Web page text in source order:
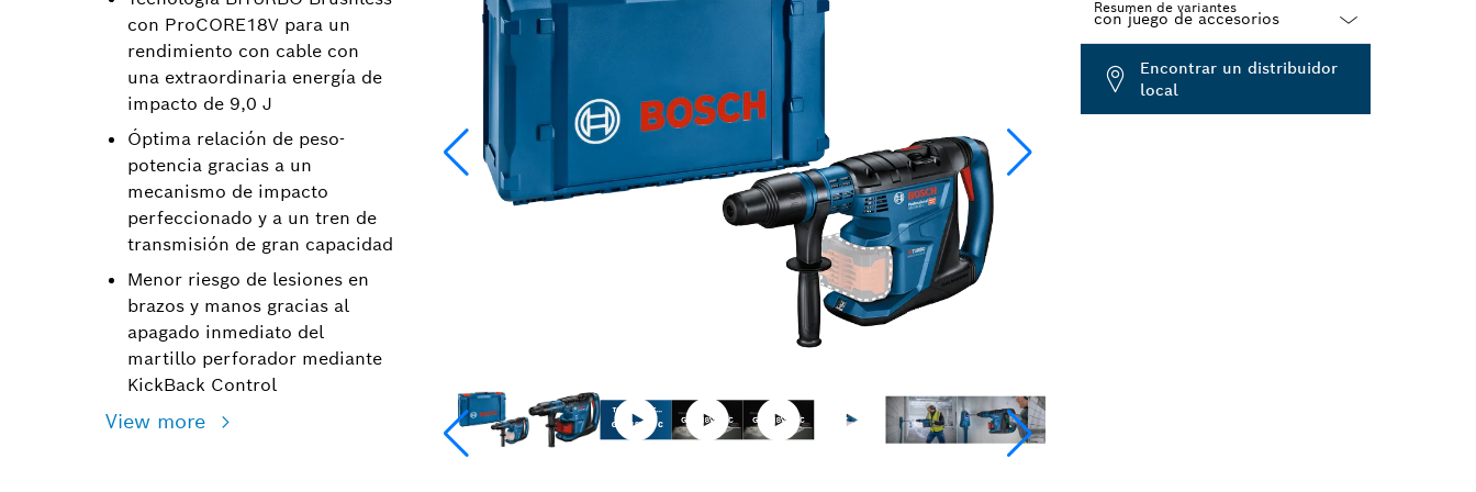
con ProCORE18V para un
rendimiento con cable con
una extraordinaria energía de
impacto de 9,0 J
Óptima relación de peso-
potencia gracias a un
mecanismo de impacto
perfeccionado y a un tren de
transmisión de gran capacidad
Menor riesgo de lesiones en
brazos y manos gracias al
apagado inmediato del
martillo perforador mediante
KickBack Control
View more
Resumen de variantes
closed
Encontrar un distribuidor
local